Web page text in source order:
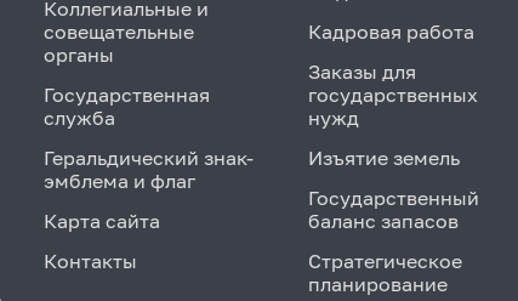
Коллегиальные и
совещательные
органы
Государственная
служба
Геральдический знак-
эмблема и флаг
Карта сайта
Контакты
Кадровая работа
Заказы для
государственных
нужд
Изъятие земель
Государственный
баланс запасов
Стратегическое
планирование